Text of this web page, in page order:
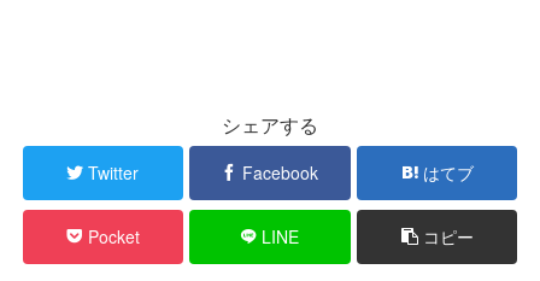
シェアする
Twitter Facebook はてブ
Pocket LINE コピー